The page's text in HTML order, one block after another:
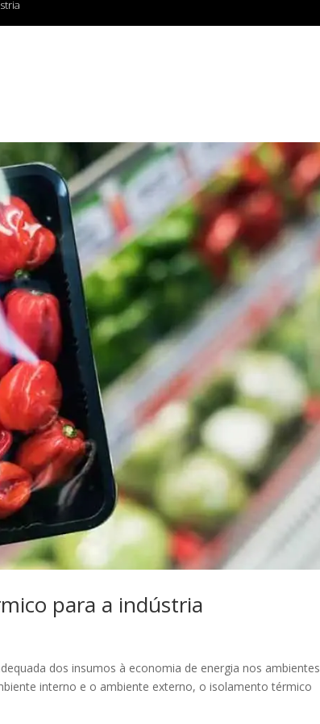
para a indústria
dos insumos à economia de energia nos ambientes
interno e o ambiente externo, o isolamento térmico